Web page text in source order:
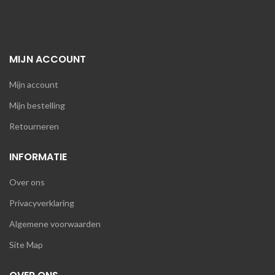
MIJN ACCOUNT
Mijn account
Mijn bestelling
Retourneren
INFORMATIE
Over ons
Privacyverklaring
Algemene voorwaarden
Site Map